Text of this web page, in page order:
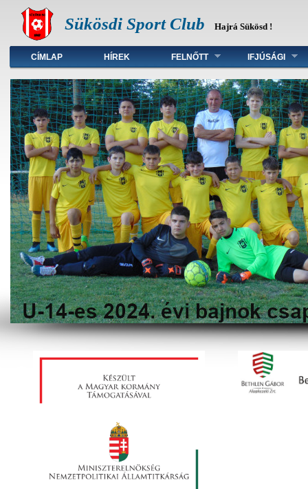
Sükösdi Sport Club Hajrá Sükösd !
Főmenü
CÍMLAP HÍREK FELNŐTT IFJÚSÁGI